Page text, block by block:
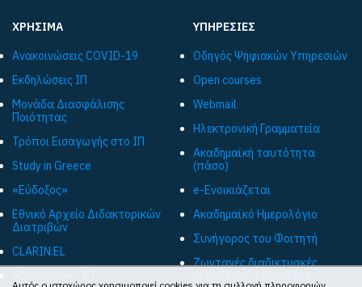
ΧΡΗΣΙΜΑ
Ανακοινώσεις COVID-19
Εκδηλώσεις ΙΠ
Μονάδα Διασφάλισης
Ποιότητας
Τρόποι Εισαγωγής στο ΙΠ
Study in Greece
«Εύδοξος»
Εθνικό Αρχείο Διδακτορικών
Διατριβών
CLARIN:EL
ΥΠΗΡΕΣΙΕΣ
Οδηγός Ψηφιακών Υπηρεσιών
Open courses
Webmail
Ηλεκτρονική Γραμματεία
Ακαδημαϊκή ταυτότητα
(πάσο)
e-Ενοικιάζεται
Ακαδημαϊκό Ημερολόγιο
Συνήγορος του Φοιτητή
Ζωντανές διαδικτυακές